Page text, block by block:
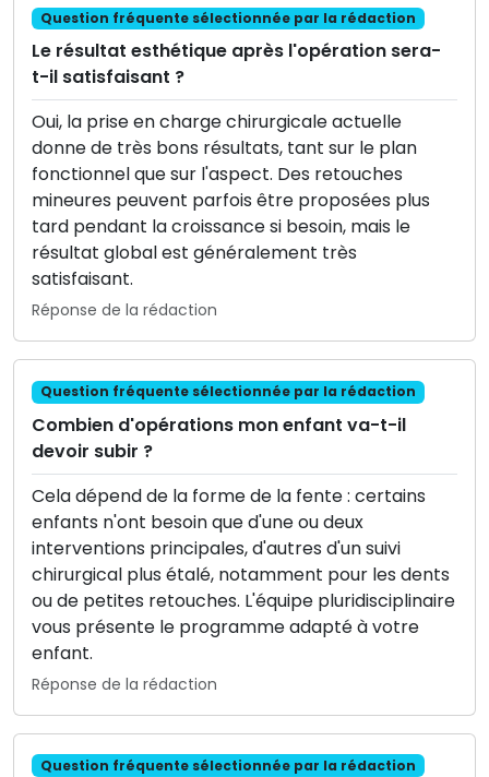
Question fréquente sélectionnée par la rédaction
Le résultat esthétique après l'opération sera-
t-il satisfaisant ?
Oui, la prise en charge chirurgicale actuelle
donne de très bons résultats, tant sur le plan
fonctionnel que sur l'aspect. Des retouches
mineures peuvent parfois être proposées plus
tard pendant la croissance si besoin, mais le
résultat global est généralement très
satisfaisant.
Réponse de la rédaction
Question fréquente sélectionnée par la rédaction
Combien d'opérations mon enfant va-t-il
devoir subir ?
Cela dépend de la forme de la fente : certains
enfants n'ont besoin que d'une ou deux
interventions principales, d'autres d'un suivi
chirurgical plus étalé, notamment pour les dents
ou de petites retouches. L'équipe pluridisciplinaire
vous présente le programme adapté à votre
enfant.
Réponse de la rédaction
Question fréquente sélectionnée par la rédaction